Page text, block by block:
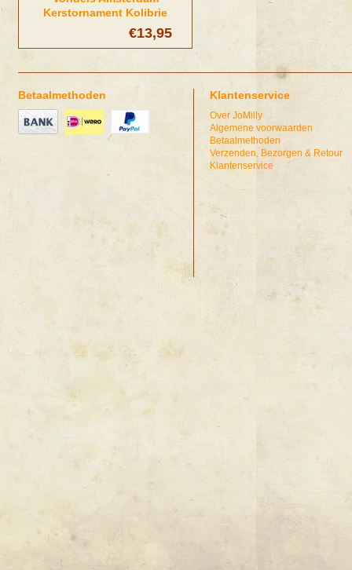
Kerstornament Kolibrie
€13,95
Betaalmethoden Klantenservice
Over JoMilly
Algemene voorwaarden
Betaalmethoden
Verzenden, Bezorgen & Retour
Klantenservice